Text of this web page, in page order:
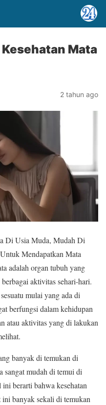
Mata
2 tahun ago
Di Usia Muda, Mudah Di
Mendapatkan Mata
adalah organ tubuh yang
aktivitas sehari-hari.
mulai yang ada di
berfungsi dalam kehidupan
atau aktivitas yang di lakukan
banyak di temukan di
sangat mudah di temui di
berarti bahwa kesehatan
ini banyak sekali di temukan